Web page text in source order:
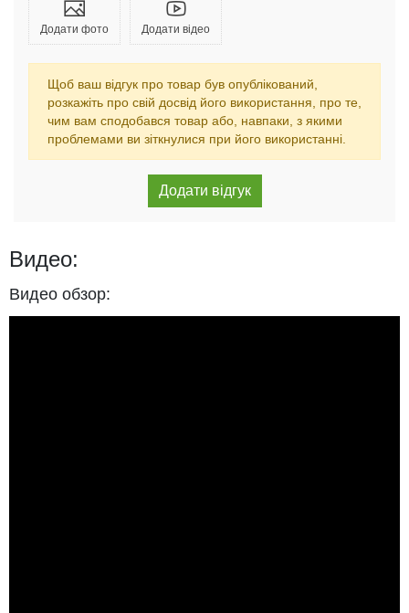
Додати фото Додати відео
Щоб ваш відгук про товар був опублікований,
розкажіть про свій досвід його використання, про те,
чим вам сподобався товар або, навпаки, з якими
проблемами ви зіткнулися при його використанні.
Видео:
Видео обзор: